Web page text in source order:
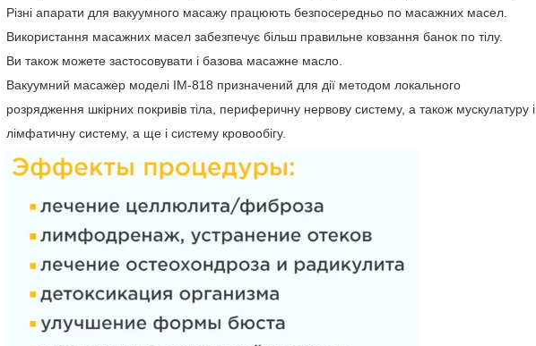
Різні апарати для вакуумного масажу працюють безпосередньо по масажних масел.
Використання масажних масел забезпечує більш правильне ковзання банок по тілу.
Ви також можете застосовувати і базова масажне масло.
Вакуумний масажер моделі IM-818 призначений для дії методом локального
розрядження шкірних покривів тіла, периферичну нервову систему, а також мускулатуру і
лімфатичну систему, а ще і систему кровообігу.